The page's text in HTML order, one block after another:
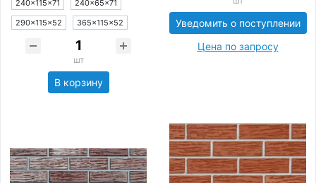
240×115×71
240×65×71
290×115×52
365×115×52
шт
В корзину
Уведомить о поступлении
Цена по запросу